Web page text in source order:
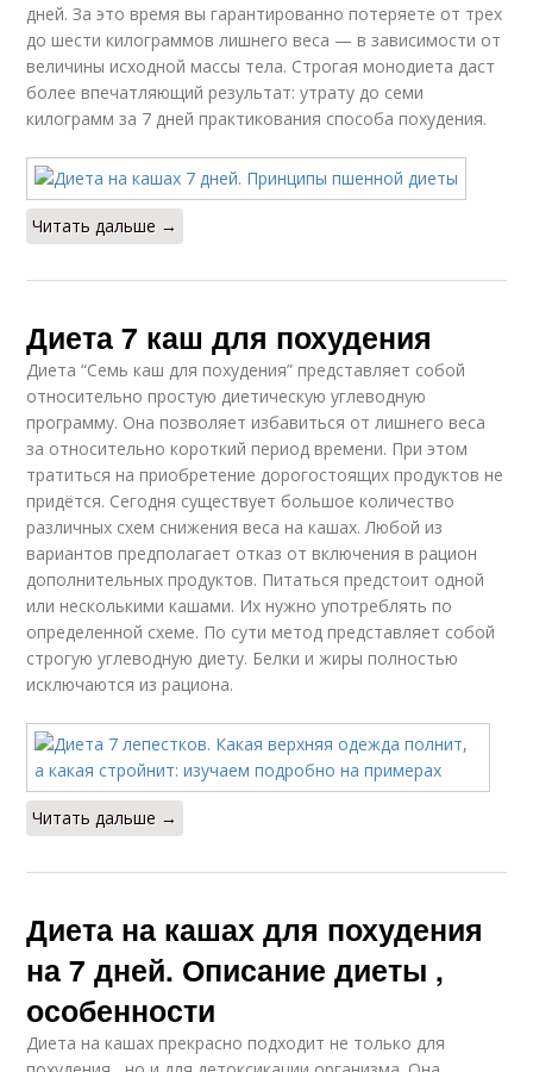
дней. За это время вы гарантированно потеряете от трех
до шести килограммов лишнего веса — в зависимости от
величины исходной массы тела. Строгая монодиета даст
более впечатляющий результат: утрату до семи
килограмм за 7 дней практикования способа похудения.
Читать дальше →
Диета 7 каш для похудения
Диета “Семь каш для похудения” представляет собой
относительно простую диетическую углеводную
программу. Она позволяет избавиться от лишнего веса
за относительно короткий период времени. При этом
тратиться на приобретение дорогостоящих продуктов не
придётся. Сегодня существует большое количество
различных схем снижения веса на кашах. Любой из
вариантов предполагает отказ от включения в рацион
дополнительных продуктов. Питаться предстоит одной
или несколькими кашами. Их нужно употреблять по
определенной схеме. По сути метод представляет собой
строгую углеводную диету. Белки и жиры полностью
исключаются из рациона.
Читать дальше →
Диета на кашах для похудения
на 7 дней. Описание диеты ,
особенности
Диета на кашах прекрасно подходит не только для